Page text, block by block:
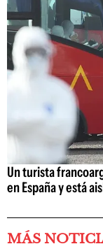
Un turista
en España y está
MÁS